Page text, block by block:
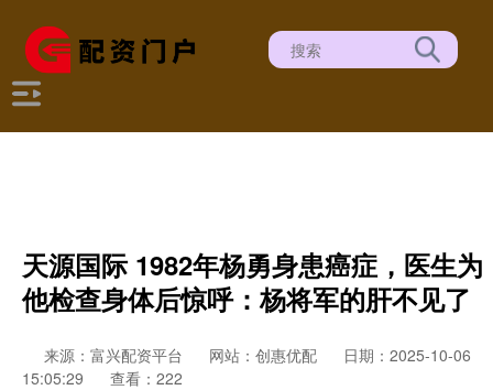
天源国际 1982年杨勇身患癌症，医生为
他检查身体后惊呼：杨将军的肝不见了
来源：富兴配资平台 网站：创惠优配
日期：2025-10-06
15:05:29
查看：222